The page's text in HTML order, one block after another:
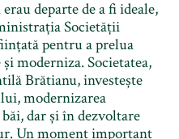
departe de a fi ideale,
Societății
pentru a prelua
moderniza. Societatea,
Brătianu, investește
modernizarea
dar și în dezvoltare
Un moment important